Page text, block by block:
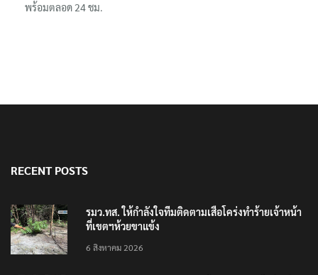
พร้อมตลอด 24 ชม.
RECENT POSTS
รมว.ทส. ให้กำลังใจทีมติดตามเสือโคร่งทำร้ายเจ้าหน้า
ที่เขตฯห้วยขาแข้ง
6 สิงหาคม 2026